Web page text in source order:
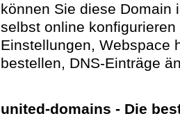
können Sie diese Domain
selbst online
Einstellungen, Webspace
bestellen, DNS-Einträge
united-domains - Die